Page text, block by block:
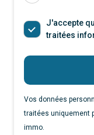
J'accepte
traitées
Vos données
traitées uniquement
immo.